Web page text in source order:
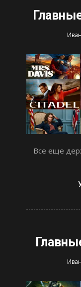
Все еще